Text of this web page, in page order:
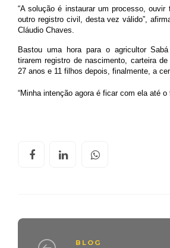
“A solução é instaurar um processo, ouvir
outro registro civil, desta vez válido”,
Cláudio Chaves.
Bastou uma hora para o agricultor
tirarem registro de nascimento, carteira
27 anos e 11 filhos depois, finalmente, a
“Minha intenção agora é ficar com ela até
BLOG